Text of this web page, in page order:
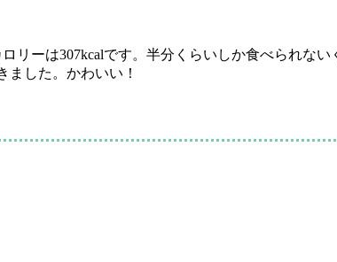
ロリーは307kcalです。半分くらいしか食べられな
した。かわいい！